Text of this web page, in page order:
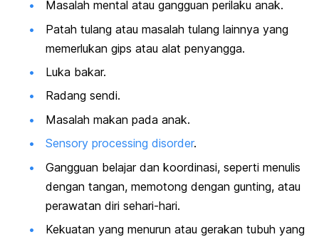
Masalah mental atau gangguan perilaku anak.
Patah tulang atau masalah tulang lainnya yang
memerlukan gips atau alat penyangga.
Luka bakar.
Radang sendi.
Masalah makan pada anak.
Sensory processing disorder.
Gangguan belajar dan koordinasi, seperti menulis
dengan tangan, memotong dengan gunting, atau
perawatan diri sehari-hari.
Kekuatan yang menurun atau gerakan tubuh yang